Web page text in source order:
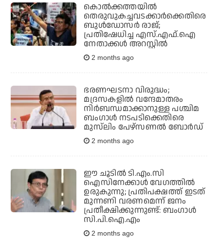
കൊല്‍ക്കത്തയില്‍
തെരുവുകച്ചവടക്കാര്‍ക്കെതിരെ
ബുള്‍ഡോസര്‍ രാജ്;
പ്രതിഷേധിച്ച എസ്.എഫ്.ഐ
നേതാക്കള്‍ അറസ്റ്റില്‍
2 months ago
ഭരണഘടനാ വിരുദ്ധം;
മദ്രസകളില്‍ വന്ദേമാതരം
നിര്‍ബന്ധമാക്കാനുള്ള പശ്ചിമ
ബംഗാള്‍ നടപടിക്കെതിരെ
മുസ്‌ലിം പേഴ്‌സണല്‍ ബോര്‍ഡ്‌
2 months ago
ഈ ചൂടില്‍ ടി.എം.സി
ഐസിനേക്കാള്‍ വേഗത്തില്‍
ഉരുകുന്നു; പ്രതിപക്ഷത്ത് ഇടത്
മുന്നണി വരണമെന്ന് ജനം
പ്രതീക്ഷിക്കുന്നുണ്ട്: ബംഗാള്‍
സി.പി.ഐ.എം
2 months ago